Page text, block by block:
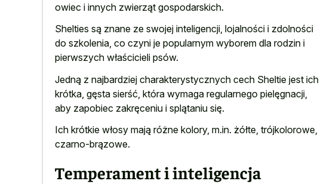
owiec i innych zwierząt gospodarskich.
Shelties są znane ze swojej inteligencji, lojalności i zdolności
do szkolenia, co czyni je popularnym wyborem dla rodzin i
pierwszych właścicieli psów.
Jedną z najbardziej charakterystycznych cech Sheltie jest ich
krótka, gęsta sierść, która wymaga regularnego pielęgnacji,
aby zapobiec zakręceniu i splątaniu się.
Ich krótkie włosy mają różne kolory, m.in. żółte, trójkolorowe,
czarno-brązowe.
Temperament i inteligencja